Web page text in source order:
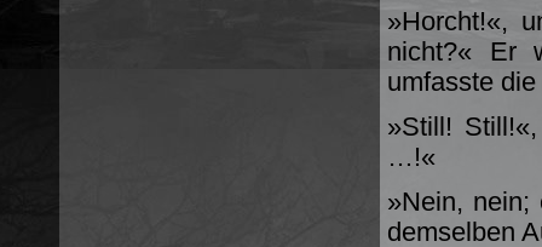
»Horcht!«,
nicht?« Er
umfasste
»Still!
…!«
»Nein,
demselben